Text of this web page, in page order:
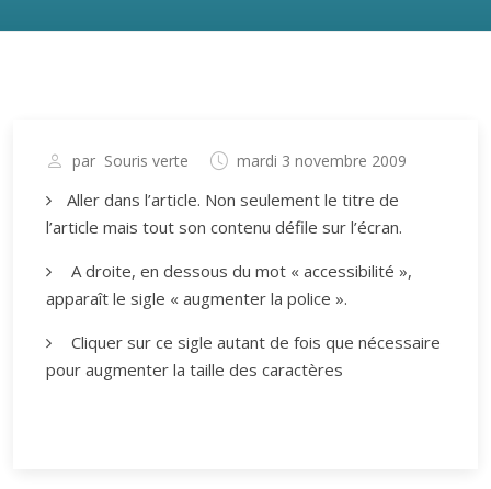
par Souris verte mardi 3 novembre 2009
Aller dans l’article. Non seulement le titre de
l’article mais tout son contenu défile sur l’écran.
A droite, en dessous du mot « accessibilité »,
apparaît le sigle « augmenter la police ».
Cliquer sur ce sigle autant de fois que nécessaire
pour augmenter la taille des caractères